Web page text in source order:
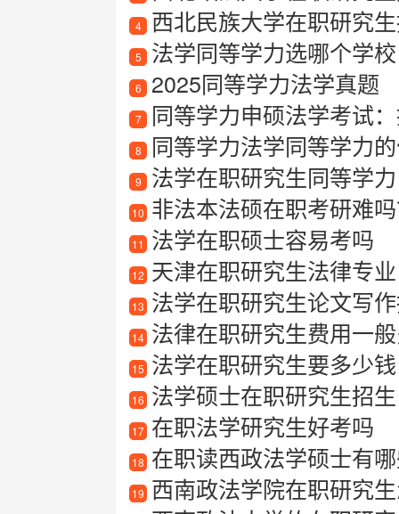
4 西北民族大学在职研究
5 法学同等学力选哪个学校
6 2025同等学力法学真题
7 同等学力申硕法学考试
8 同等学力法学同等学力
9 法学在职研究生同等学力
10 非法本法硕在职考研难
11 法学在职硕士容易考吗
12 天津在职研究生法律专业
13 法学在职研究生论文写作
14 法律在职研究生费用一
15 法学在职研究生要多少钱
16 法学硕士在职研究生招生
17 在职法学研究生好考吗
18 在职读西政法学硕士有
19 西南政法学院在职研究